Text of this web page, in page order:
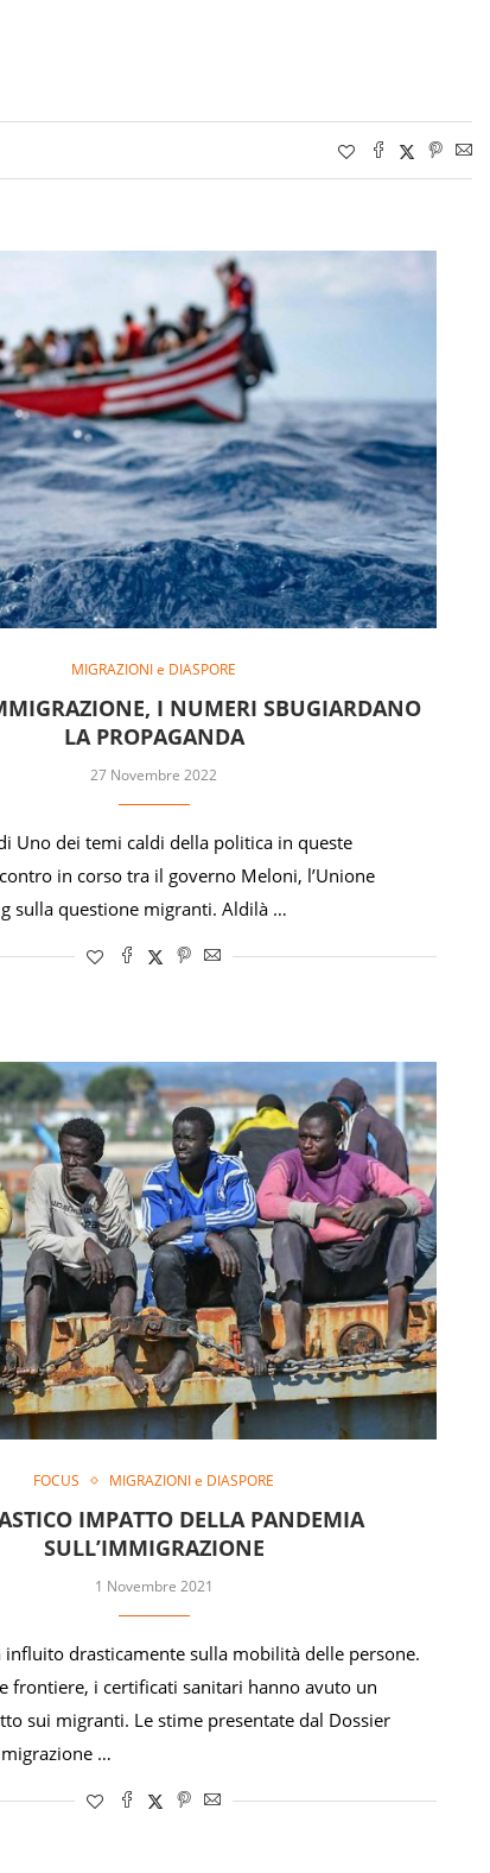
MIGRAZIONI e DIASPORE
I NUMERI SBUGIARDANO
LA PROPAGANDA
27 Novembre 2022
Uno dei temi caldi della politica in queste
in corso tra il governo Meloni, l’Unione
sulla questione migranti. Aldilà …
FOCUS MIGRAZIONI e DIASPORE
IMPATTO DELLA PANDEMIA
SULL’IMMIGRAZIONE
1 Novembre 2021
influito drasticamente sulla mobilità delle persone.
frontiere, i certificati sanitari hanno avuto un
sui migranti. Le stime presentate dal Dossier
…